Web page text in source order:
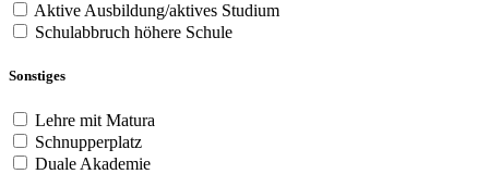
Aktive Ausbildung/aktives Studium
Schulabbruch höhere Schule
Sonstiges
Lehre mit Matura
Schnupperplatz
Duale Akademie